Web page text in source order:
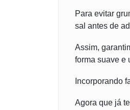
Para evitar
sal antes de
Assim,
forma suave e
Incorporando
Agora que já